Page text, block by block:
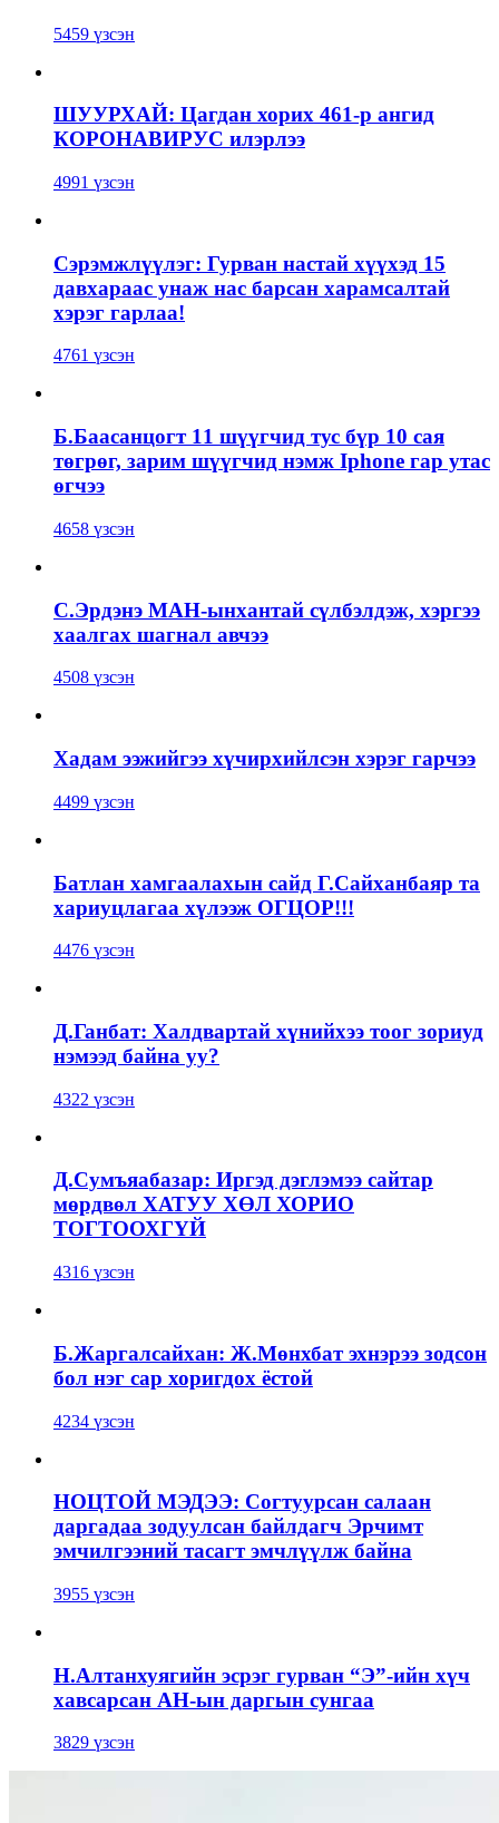
5459 үзсэн
ШУУРХАЙ: Цагдан хорих 461-р ангид
КОРОНАВИРУС илэрлээ
4991 үзсэн
Сэрэмжлүүлэг: Гурван настай хүүхэд 15
давхараас унаж нас барсан харамсалтай
хэрэг гарлаа!
4761 үзсэн
Б.Баасанцогт 11 шүүгчид тус бүр 10 сая
төгрөг, зарим шүүгчид нэмж Iphone гар утас
өгчээ
4658 үзсэн
С.Эрдэнэ МАН-ынхантай сүлбэлдэж, хэргээ
хаалгах шагнал авчээ
4508 үзсэн
Хадам ээжийгээ хүчирхийлсэн хэрэг гарчээ
4499 үзсэн
Батлан хамгаалахын сайд Г.Сайханбаяр та
хариуцлагаа хүлээж ОГЦОР!!!
4476 үзсэн
Д.Ганбат: Халдвартай хүнийхээ тоог зориуд
нэмээд байна уу?
4322 үзсэн
Д.Сумъяабазар: Иргэд дэглэмээ сайтар
мөрдвөл ХАТУУ ХӨЛ ХОРИО
ТОГТООХГҮЙ
4316 үзсэн
Б.Жаргалсайхан: Ж.Мөнхбат эхнэрээ зодсон
бол нэг сар хоригдох ёстой
4234 үзсэн
НОЦТОЙ МЭДЭЭ: Согтуурсан салаан
даргадаа зодуулсан байлдагч Эрчимт
эмчилгээний тасагт эмчлүүлж байна
3955 үзсэн
Н.Алтанхуягийн эсрэг гурван “Э”-ийн хүч
хавсарсан АН-ын даргын сунгаа
3829 үзсэн